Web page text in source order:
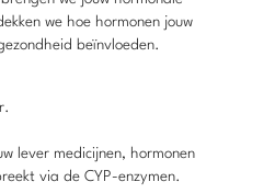
we hoe hormonen jouw
beïnvloeden.
lever medicijnen, hormonen
via de CYP-enzymen.